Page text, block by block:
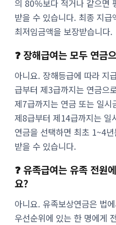
의 80%보다 적거나 같으면
받을 수 있습니다. 최종 지급
최저임금액을 보장받습니다.
❓ 장해급여는 모두 연금
아니요. 장해등급에 따라 지
급부터 제3급까지는 연금으
제7급까지는 연금 또는 일시
제8급부터 제14급까지는 일
연금을 선택하면 최초 1~4
받을 수 있습니다.
❓ 유족급여는 유족 전원
요?
아니요. 유족보상연금은 법
우선순위에 있는 한 명에게